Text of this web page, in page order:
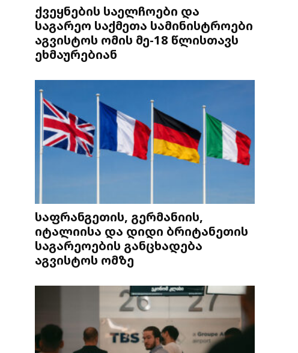
ქვეყნების საელჩოები და
საგარეო საქმეთა სამინისტროები
აგვისტოს ომის მე-18 წლისთავს
ეხმაურებიან
საფრანგეთის, გერმანიის,
იტალიისა და დიდი ბრიტანეთის
საგარეოების განცხადება
აგვისტოს ომზე